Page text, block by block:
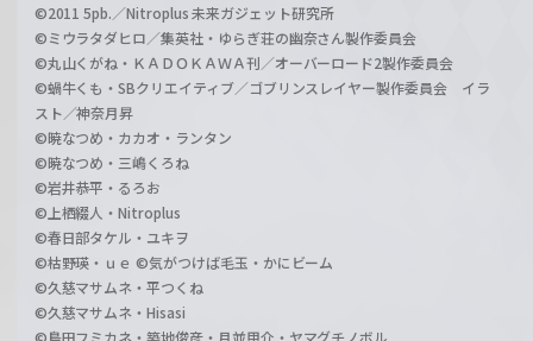
©2011 5pb.／Nitroplus 未来ガジェット研究所
©ミウラタダヒロ／集英社・ゆらぎ荘の幽奈さん製作委員会
©丸山くがね・ＫＡＤＯＫＡＷＡ刊／オーバーロード2製作委員会
©蝸牛くも・SBクリエイティブ／ゴブリンスレイヤー製作委員会 イラ
スト／神奈月昇
©暁なつめ・カカオ・ランタン
©暁なつめ・三嶋くろね
©岩井恭平・るろお
©上栖綴人・Nitroplus
©春日部タケル・ユキヲ
©枯野瑛・ｕｅ ©気がつけば毛玉・かにビーム
©久慈マサムネ・平つくね
©久慈マサムネ・Hisasi
©島田フミカネ・築地俊彦・月並甲介・ヤマグチノボル